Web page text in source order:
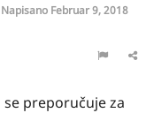
Napisano Februar 9, 2018
preporučuje za